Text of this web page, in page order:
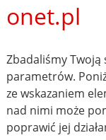
onet.pl
Zbadaliśmy
parametrów.
ze wskazaniem
nad nimi może
poprawić jej